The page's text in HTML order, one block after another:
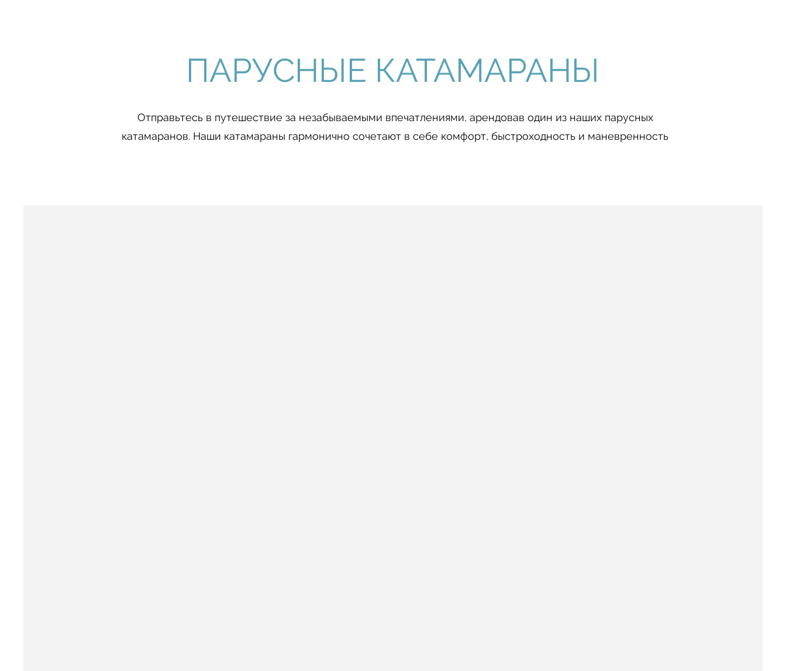
ПАРУСНЫЕ КАТАМАРАНЫ
Отправьтесь в путешествие за незабываемыми впечатлениями, арендовав один из наших парусных
катамаранов. Наши катамараны гармонично сочетают в себе комфорт, быстроходность и маневренность